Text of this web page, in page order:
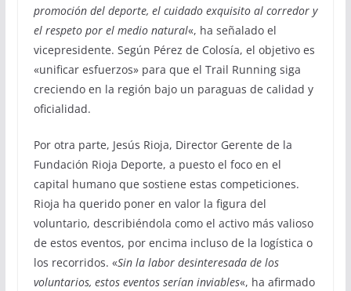
promoción del deporte, el cuidado exquisito al corredor y
el respeto por el medio natural«, ha señalado el
vicepresidente. Según Pérez de Colosía, el objetivo es
«unificar esfuerzos» para que el Trail Running siga
creciendo en la región bajo un paraguas de calidad y
oficialidad.
Por otra parte, Jesús Rioja, Director Gerente de la
Fundación Rioja Deporte, a puesto el foco en el
capital humano que sostiene estas competiciones.
Rioja ha querido poner en valor la figura del
voluntario, describiéndola como el activo más valioso
de estos eventos, por encima incluso de la logística o
los recorridos. «Sin la labor desinteresada de los
voluntarios, estos eventos serían inviables«, ha afirmado